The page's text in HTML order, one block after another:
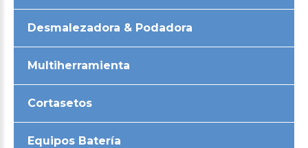
Desmalezadora & Podadora
Multiherramienta
Cortasetos
Equipos Batería